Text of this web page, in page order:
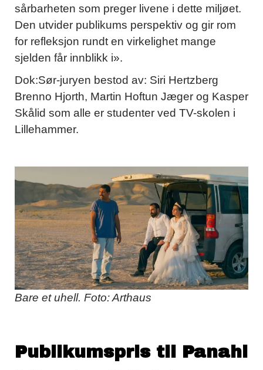
sårbarheten som preger livene i dette miljøet.
Den utvider publikums perspektiv og gir rom
for refleksjon rundt en virkelighet mange
sjelden får innblikk i».
Dok:Sør-juryen bestod av: Siri Hertzberg
Brenno Hjorth, Martin Hoftun Jæger og Kasper
Skålid som alle er studenter ved TV-skolen i
Lillehammer.
Bare et uhell. Foto: Arthaus
Publikumspris til Panahi